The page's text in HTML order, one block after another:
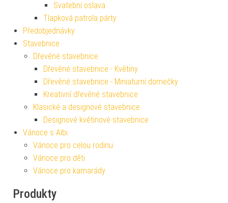
Svatební oslava
Tlapková patrola párty
Předobjednávky
Stavebnice
Dřevěné stavebnice
Dřevěné stavebnice - Květiny
Dřevěné stavebnice - Miniaturní domečky
Kreativní dřevěné stavebnice
Klasické a designové stavebnice
Designové květinové stavebnice
Vánoce s Albi
Vánoce pro celou rodinu
Vánoce pro děti
Vánoce pro kamarády
Produkty